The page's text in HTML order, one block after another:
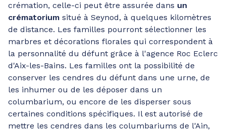
crémation, celle-ci peut être assurée dans un
crématorium situé à Seynod, à quelques kilomètres
de distance. Les familles pourront sélectionner les
marbres et décorations florales qui correspondent à
la personnalité du défunt grâce à l'agence Roc Eclerc
d'Aix-les-Bains. Les familles ont la possibilité de
conserver les cendres du défunt dans une urne, de
les inhumer ou de les déposer dans un
columbarium, ou encore de les disperser sous
certaines conditions spécifiques. Il est autorisé de
mettre les cendres dans les columbariums de l'Ain,